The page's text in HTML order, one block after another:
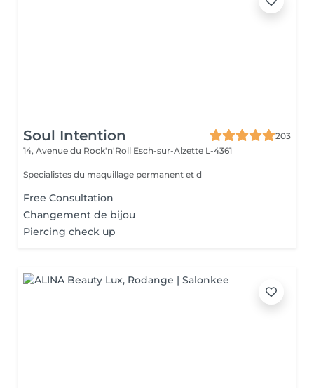
Soul Intention
203
14, Avenue du Rock'n'Roll Esch-sur-Alzette L-4361
Specialistes du maquillage permanent et d
Free Consultation
Changement de bijou
Piercing check up